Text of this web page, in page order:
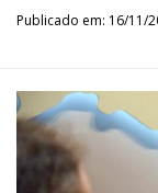
Publicado em: 16/11/